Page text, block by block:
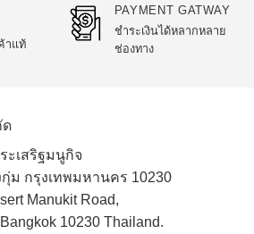
าแท้
PAYMENT GATWAY
ชำระเงินได้หลากหลาย
ช่องทาง
ด
ะเสริฐมนูกิจ
ม กรุงเทพมหานคร 10230
Manukit Road,
10230 Thailand.